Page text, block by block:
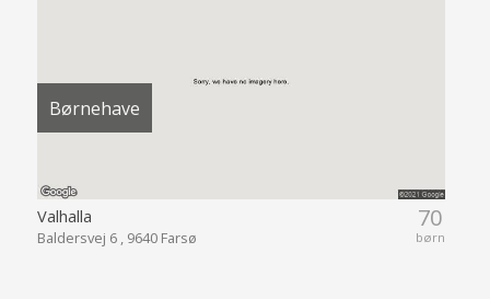
Børnehave
70
børn
Valhalla
Baldersvej 6 , 9640 Farsø